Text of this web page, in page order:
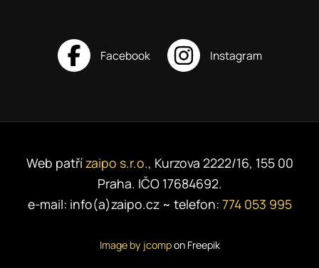
Web patřízaipo s.r.o., Kurzova 2222/16, 155 00
Praha. IČO 17684692.
e-mail: info(a)zaipo.cz ~ telefon: 774 053 995
Image by jcompon Freepik